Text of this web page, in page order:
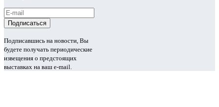
Подписавшись на новости, Вы
будете получать периодические
извещения о предстоящих
выставках на ваш e-mail.